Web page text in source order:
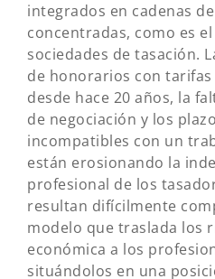
integrados en cadenas
concentradas, como es
sociedades de tasación.
de honorarios con
desde hace 20 años, la
de negociación y los
incompatibles con un
están erosionando la
profesional de los
resultan difícilmente
modelo que traslada los
económica a los
situándolos en una